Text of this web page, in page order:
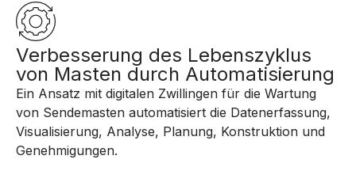
Verbesserung des Lebenszyklus
von Masten durch Automatisierung
Ein Ansatz mit digitalen Zwillingen für die Wartung
von Sendemasten automatisiert die Datenerfassung,
Visualisierung, Analyse, Planung, Konstruktion und
Genehmigungen.